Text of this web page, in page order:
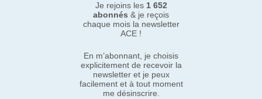
Je rejoins les 1 652
abonnés & je reçois
chaque mois la newsletter
ACE !
En m’abonnant, je choisis
explicitement de recevoir la
newsletter et je peux
facilement et à tout moment
me désinscrire.